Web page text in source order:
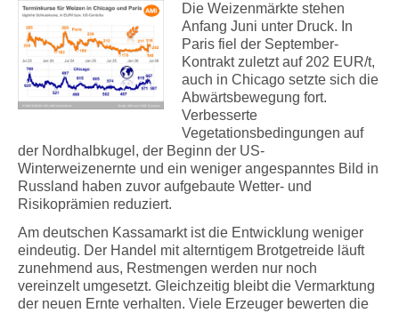
Die Weizenmärkte stehen
Anfang Juni unter Druck. In
Paris fiel der September-
Kontrakt zuletzt auf 202 EUR/t,
auch in Chicago setzte sich die
Abwärtsbewegung fort.
Verbesserte
Vegetationsbedingungen auf
der Nordhalbkugel, der Beginn der US-
Winterweizenernte und ein weniger angespanntes Bild in
Russland haben zuvor aufgebaute Wetter- und
Risikoprämien reduziert.
Am deutschen Kassamarkt ist die Entwicklung weniger
eindeutig. Der Handel mit alterntigem Brotgetreide läuft
zunehmend aus, Restmengen werden nur noch
vereinzelt umgesetzt. Gleichzeitig bleibt die Vermarktung
der neuen Ernte verhalten. Viele Erzeuger bewerten die